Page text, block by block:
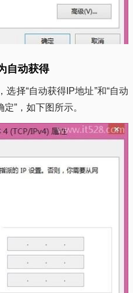
自动获得
择“自动获得IP地址”和“自动
”，如下图所示。